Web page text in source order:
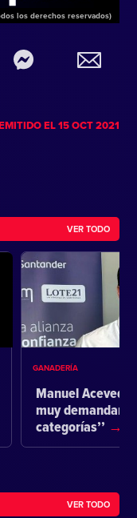
los derechos reservados)
EL 15 OCT 2021
VER TODO
GANADERÍA
Manuel
muy
categorías’’
VER TODO